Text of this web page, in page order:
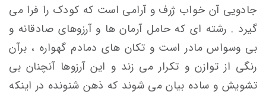
جادویی آن خواب ژرف و آرامی است که کودک را فرا می
گیرد . رشته ای که حامل آرمان ها و آرزوهای صادقانه و
بی وسواس مادر است و تکان های دمادم گهواره ، برآن
رنگی از توازن و تکرار می زند و این آرزوها آنچنان بی
تشویش و ساده بیان می شوند که ذهن شنونده در اینکه